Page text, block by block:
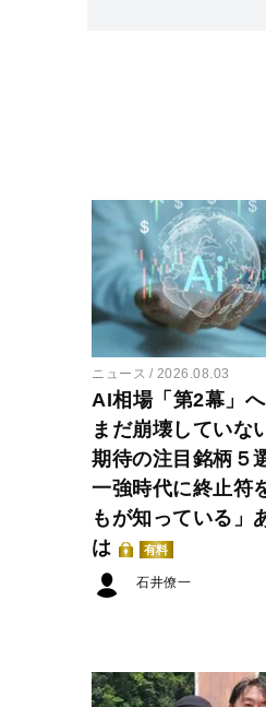
ニュース 2026.08.03
AI相場「第2幕」
まだ崩壊していな
期待の注目銘柄５
一強時代に終止符
もが知っている」
は
有料
石井僚一